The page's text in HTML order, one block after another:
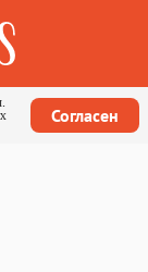
Согласен